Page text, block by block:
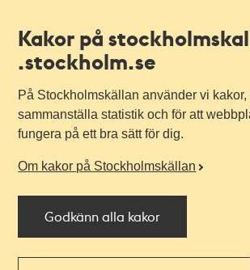
Kakor på
.stockholm.se
På Stockholmskällan använder vi
sammanställa statistik och för att
fungera på ett bra sätt för dig.
Om kakor på Stockholmskällan
Godkänn alla kakor